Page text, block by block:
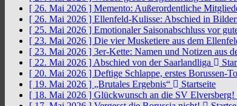
[ 26. Mai 2026 ] Memento: Außerordentliche
[ 26. Mai 2026 ] Ellenfeld-Kulisse: Abschied in
[ 25. Mai 2026 ] Emotionaler Saisonabschluss vor
[ 23. Mai 2026 ] Die vier Musketiere aus dem
[ 23. Mai 2026 ] 3er-Kette: Namen und Notizen aus
[ 22. Mai 2026 ] Abschied von der Saarlandliga
[ 20. Mai 2026 ] Deftige Schlappe, erstes Borussen-
[ 19. Mai 2026 ] „Brutales Ergebnis“
Startseite
[ 18. Mai 2026 ] Glückwunsch an die SV Elversberg!